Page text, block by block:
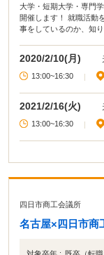
大学・短期大学・専門
開催します！ 就職活動を始める前に、どんな業界があって、そこではどんな仕
事をしているのか、知
2020/2/10(月)
13:00~16:30
|
2021/2/16(火)
13:00~16:30
|
四日市商工会議所
名古屋×四日市商